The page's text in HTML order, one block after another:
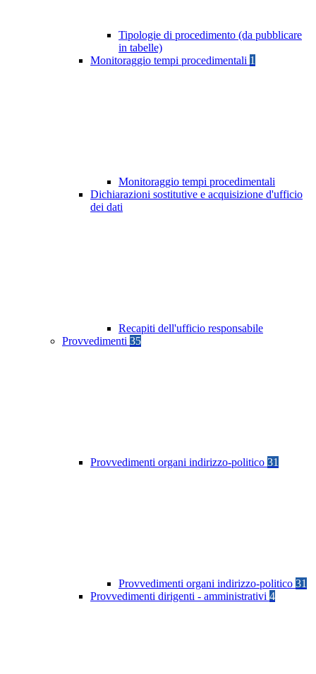
Tipologie di procedimento (da pubblicare
in tabelle)
Monitoraggio tempi procedimentali 1
Monitoraggio tempi procedimentali
Dichiarazioni sostitutive e acquisizione d'ufficio
dei dati
Recapiti dell'ufficio responsabile
Provvedimenti 35
Provvedimenti organi indirizzo-politico 31
Provvedimenti organi indirizzo-politico 31
Provvedimenti dirigenti - amministrativi 4